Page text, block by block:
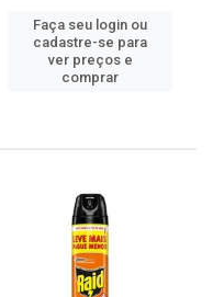
Faça seu login ou
cadastre-se para
ver preços e
comprar